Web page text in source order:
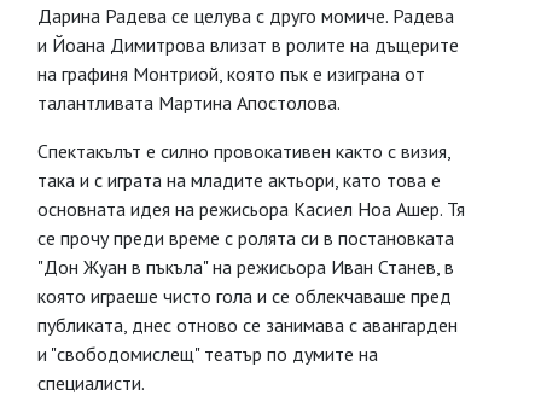
Дарина Радева се целува с друго момиче. Радева
и Йоана Димитрова влизат в ролите на дъщерите
на графиня Монтриой, която пък е изиграна от
талантливата Мартина Апостолова.
Спектакълът е силно провокативен както с визия,
така и с играта на младите актьори, като това е
основната идея на режисьора Касиел Ноа Ашер. Тя
се прочу преди време с ролята си в постановката
"Дон Жуан в пъкъла" на режисьора Иван Станев, в
която играеше чисто гола и се облекчаваше пред
публиката, днес отново се занимава с авангарден
и "свободомислещ" театър по думите на
специалисти.